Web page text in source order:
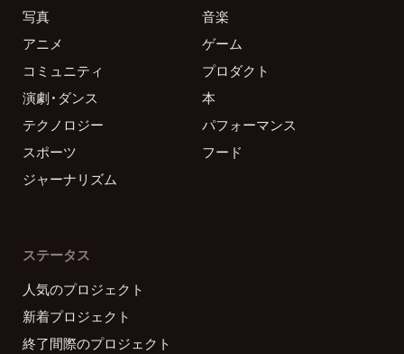
写真
音楽
アニメ
ゲーム
コミュニティ
プロダクト
演劇・ダンス
本
テクノロジー
パフォーマンス
スポーツ
フード
ジャーナリズム
ステータス
人気のプロジェクト
新着プロジェクト
終了間際のプロジェクト